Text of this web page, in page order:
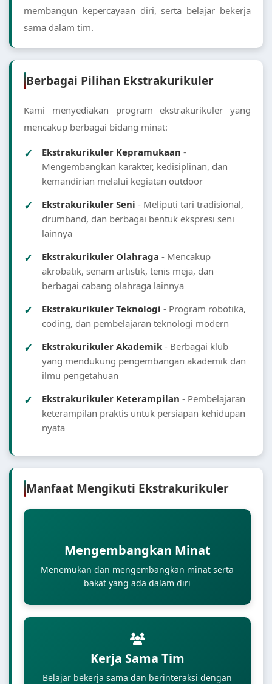
membangun kepercayaan diri, serta belajar bekerja
sama dalam tim.
Berbagai Pilihan Ekstrakurikuler
Kami menyediakan program ekstrakurikuler yang
mencakup berbagai bidang minat:
Ekstrakurikuler Kepramukaan -
Mengembangkan karakter, kedisiplinan, dan
kemandirian melalui kegiatan outdoor
Ekstrakurikuler Seni - Meliputi tari tradisional,
drumband, dan berbagai bentuk ekspresi seni
lainnya
Ekstrakurikuler Olahraga - Mencakup
akrobatik, senam artistik, tenis meja, dan
berbagai cabang olahraga lainnya
Ekstrakurikuler Teknologi - Program robotika,
coding, dan pembelajaran teknologi modern
Ekstrakurikuler Akademik - Berbagai klub
yang mendukung pengembangan akademik dan
ilmu pengetahuan
Ekstrakurikuler Keterampilan - Pembelajaran
keterampilan praktis untuk persiapan kehidupan
nyata
Manfaat Mengikuti Ekstrakurikuler
Mengembangkan Minat
Menemukan dan mengembangkan minat serta
bakat yang ada dalam diri
Kerja Sama Tim
Belajar bekerja sama dan berinteraksi dengan